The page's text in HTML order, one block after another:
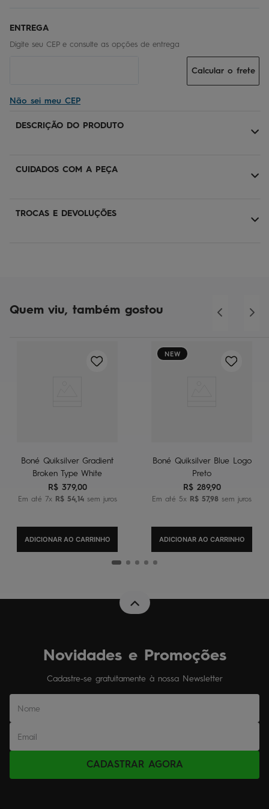
Não sei meu CEP
Calcular o frete
DESCRIÇÃO DO PRODUTO
CUIDADOS COM A PEÇA
TROCAS E DEVOLUÇÕES
Quem viu, também gostou
Boné Quiksilver Gradient
Broken Type White
R$ 379,00
Em até 7x R$ 54, 14sem juros
ADICIONAR AO CARRINHO
NEW
Boné Quiksilver Blue Logo
Preto
R$ 289,90
Em até 5x R$ 57,98 sem juros
ADICIONAR AO CARRINHO
Novidades e Promoções
Cadastre-se gratuitamente à nossa Newsletter
CADASTRAR AGORA